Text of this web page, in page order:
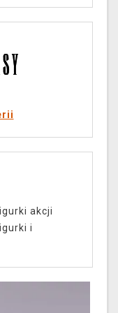
akcji
i